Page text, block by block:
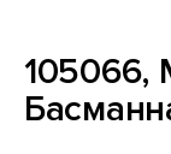
105066,